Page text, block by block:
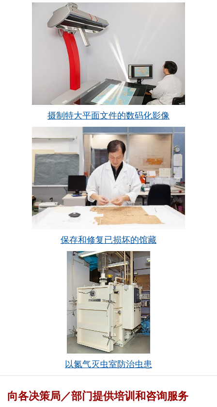
摄制特大平面文件的数码化影像
保存和修复已损坏的馆藏
以氮气灭虫室防治虫患
向各决策局／部门提供培训和咨询服务